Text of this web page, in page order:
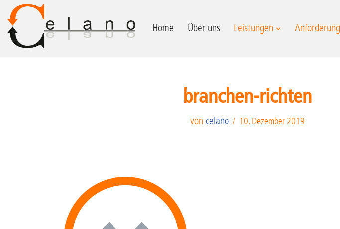
Zum
Inhalt
Home Über uns Leistungen Anforderung
branchen-richten
von celano 10. Dezember 2019